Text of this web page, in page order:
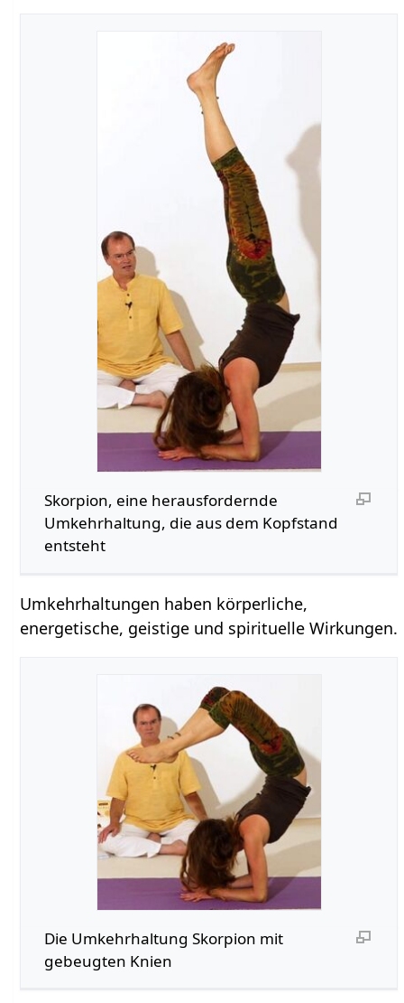
Skorpion, eine herausfordernde
Umkehrhaltung, die aus dem Kopfstand
entsteht
Umkehrhaltungen haben körperliche,
energetische, geistige und spirituelle Wirkungen.
Die Umkehrhaltung Skorpion mit
gebeugten Knien